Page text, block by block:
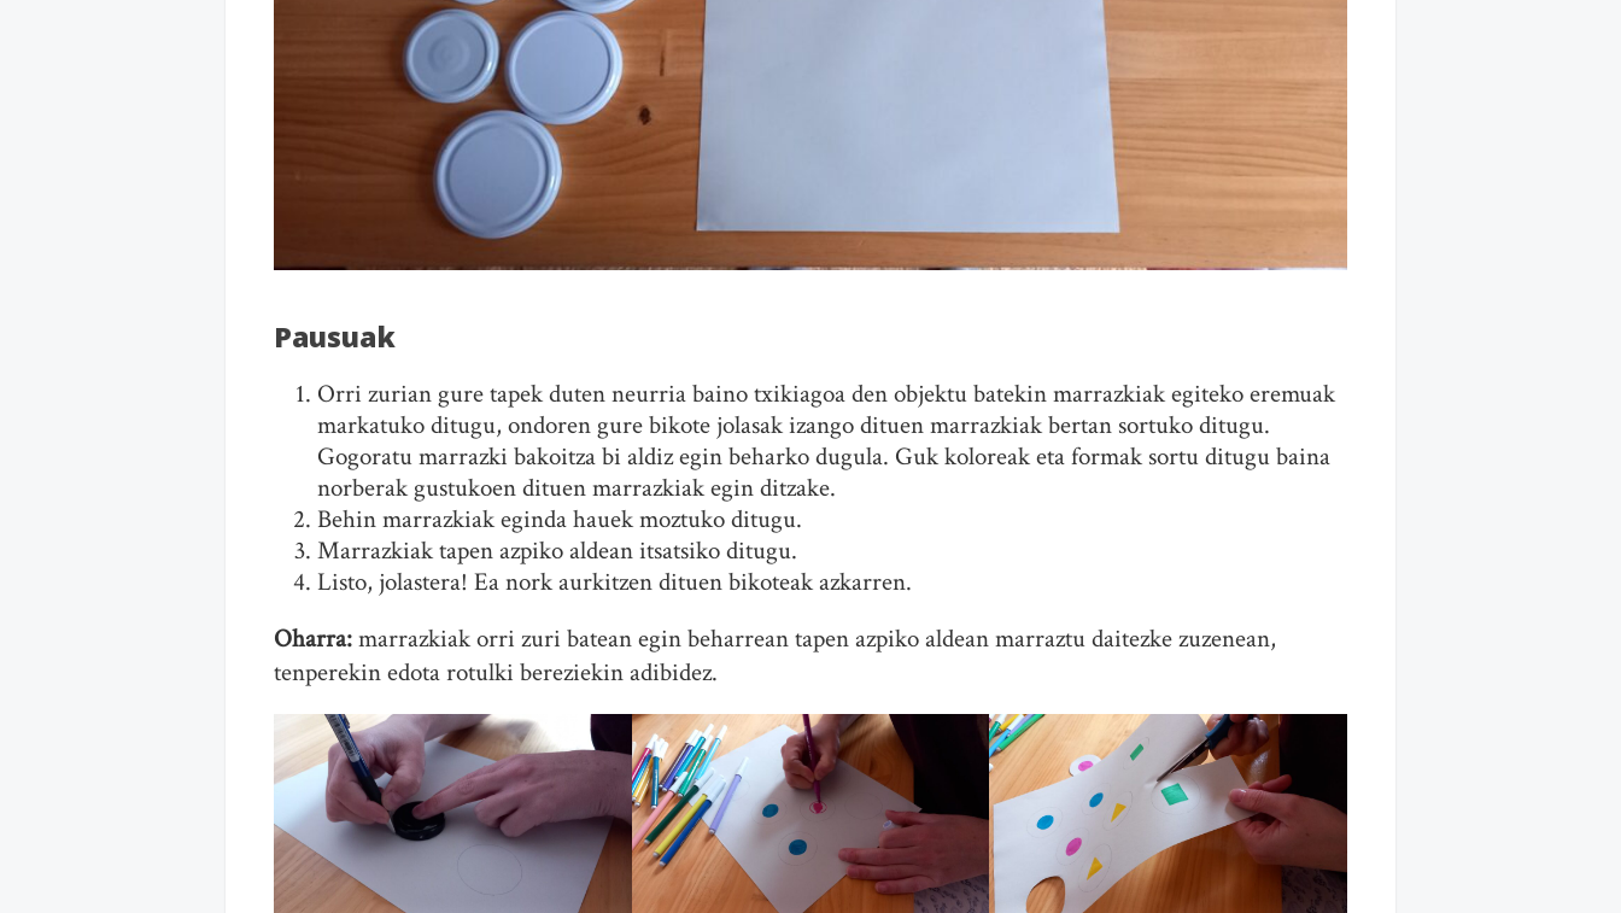
Pausuak
Orri zurian gure tapek duten neurria baino txikiagoa den objektu batekin marrazkiak egiteko eremuak
markatuko ditugu, ondoren gure bikote jolasak izango dituen marrazkiak bertan sortuko ditugu.
Gogoratu marrazki bakoitza bi aldiz egin beharko dugula. Guk koloreak eta formak sortu ditugu baina
norberak gustukoen dituen marrazkiak egin ditzake.
Behin marrazkiak eginda hauek moztuko ditugu.
Marrazkiak tapen azpiko aldean itsatsiko ditugu.
Listo, jolastera! Ea nork aurkitzen dituen bikoteak azkarren.
Oharra:marrazkiak orri zuri batean egin beharrean tapen azpiko aldean marraztu daitezke zuzenean,
tenperekin edota rotulki bereziekin adibidez.